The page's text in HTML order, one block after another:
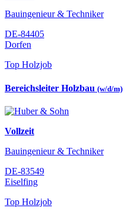
Bauingenieur & Techniker
DE-84405
Dorfen
Top Holzjob
Bereichsleiter Holzbau (w/d/m)
Vollzeit
Bauingenieur & Techniker
DE-83549
Eiselfing
Top Holzjob